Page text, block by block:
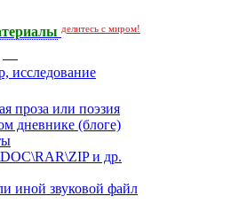
делитесь с миром!
исследование
проза или поэзия
дневнике (блоге)
и др.
иной звуковой файл